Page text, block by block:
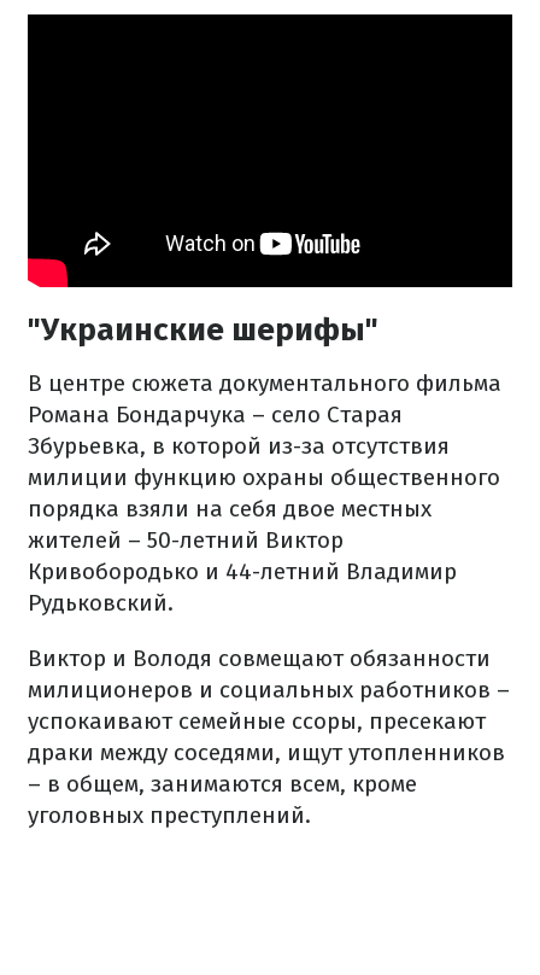
"Украинские шерифы"
В центре сюжета документального фильма
Романа Бондарчука – село Старая
Збурьевка, в которой из-за отсутствия
милиции функцию охраны общественного
порядка взяли на себя двое местных
жителей – 50-летний Виктор
Кривобородько и 44-летний Владимир
Рудьковский.
Виктор и Володя совмещают обязанности
милиционеров и социальных работников –
успокаивают семейные ссоры, пресекают
драки между соседями, ищут утопленников
– в общем, занимаются всем, кроме
уголовных преступлений.